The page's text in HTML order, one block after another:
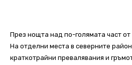
През нощта над по-голямата част
На отделни места в северните
краткотрайни превалявания и